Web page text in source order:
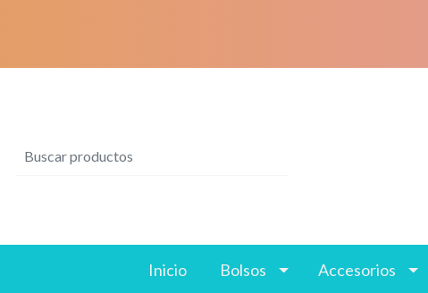
Inicio Bolsos Accesorios